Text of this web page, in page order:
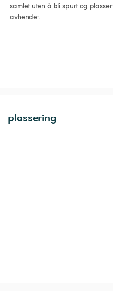
plassering